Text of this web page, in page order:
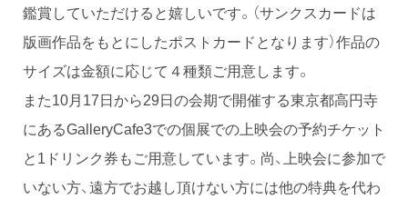
鑑賞していただけると嬉しいです。（サンクスカードは
版画作品をもとにしたポストカードとなります）作品の
サイズは金額に応じて４種類ご用意します。
また10月17日から29日の会期で開催する東京都高円寺
にあるGalleryCafe3での個展での上映会の予約チケット
と1ドリンク券もご用意しています。尚、上映会に参加で
いない方、遠方でお越し頂けない方には他の特典を代わ